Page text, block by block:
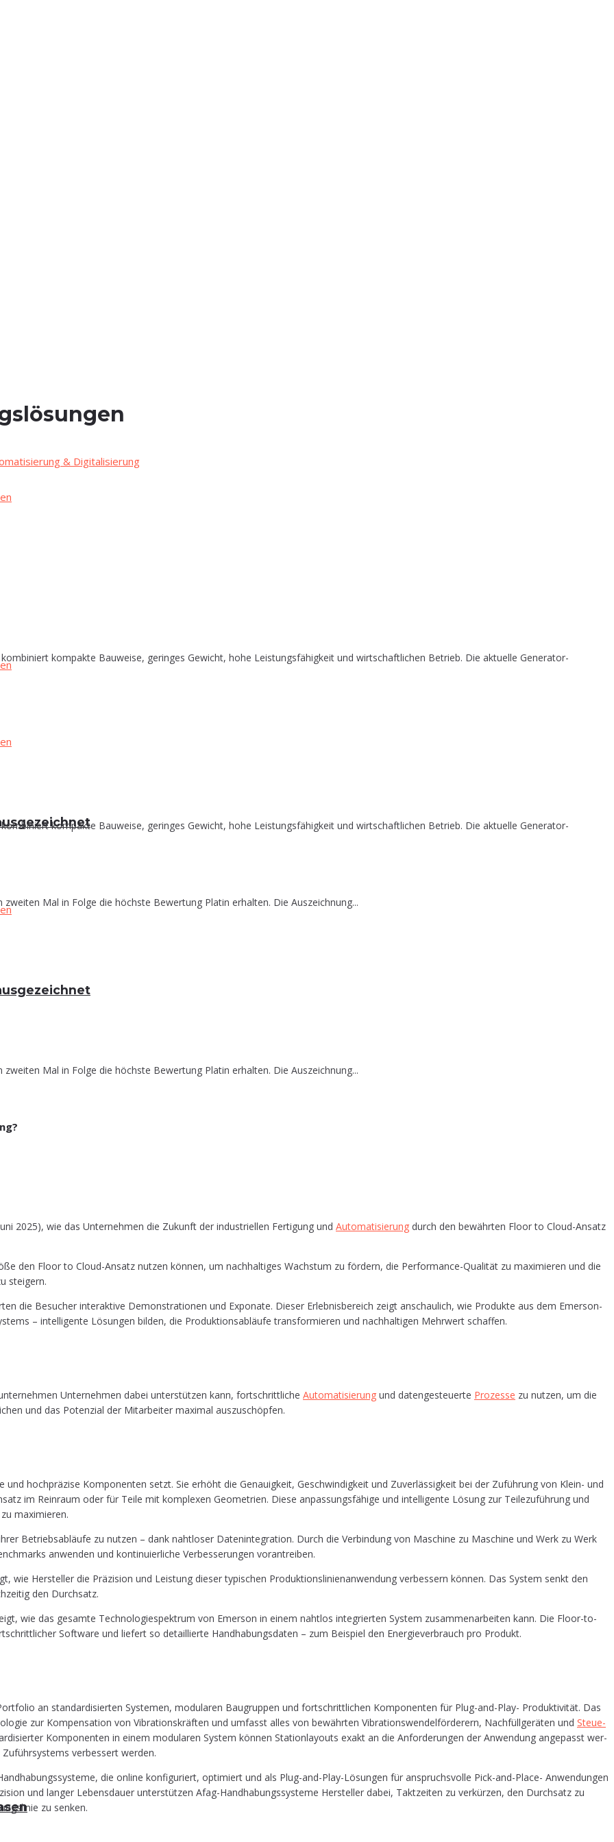
kompakte Bauweise, geringes Gewicht, hohe Leistungsfähigkeit und wirtschaftlichen Betrieb. Die aktuelle Generator-
Mal in Folge die höchste Bewertung Platin erhalten. Die Auszeichnung...
kompakte Bauweise, geringes Gewicht, hohe Leistungsfähigkeit und wirtschaftlichen Betrieb. Die aktuelle Generator-
Mal in Folge die höchste Bewertung Platin erhalten. Die Auszeichnung...
& Digitalisierung
2025), wie das Unter­neh­men die Zukunft der indus­tri­el­len Fer­ti­gung und Auto­ma­ti­sie­rung durch den bewähr­ten Floor to Cloud-Ansatz
den Floor to Cloud-Ansatz nut­zen kön­nen, um nach­hal­ti­ges Wachs­tum zu för­dern, die Per­for­mance-Qua­li­tät zu maxi­mie­ren und die
steigern.
die Besu­cher inter­ak­ti­ve Demons­tra­tio­nen und Expo­na­te. Die­ser Erleb­nis­be­reich zeigt anschau­lich, wie Pro­duk­te aus dem Emer­son-
– intel­li­gen­te Lösun­gen bil­den, die Pro­duk­ti­ons­ab­läu­fe trans­for­mie­ren und nach­hal­ti­gen Mehr­wert schaffen.
Unter­neh­men dabei unter­stüt­zen kann, fort­schritt­li­che Auto­ma­ti­sie­rung und daten­ge­steu­er­te Pro­zes­se zu nut­zen, um die
und das Poten­zi­al der Mit­ar­bei­ter maxi­mal auszuschöpfen.
hoch­prä­zi­se Kom­po­nen­ten setzt. Sie erhöht die Genau­ig­keit, Geschwin­dig­keit und Zuver­läs­sig­keit bei der Zufüh­rung von Klein- und
im Rein­raum oder für Tei­le mit kom­ple­xen Geo­me­trien. Die­se anpas­sungs­fä­hi­ge und intel­li­gen­te Lösung zur Tei­le­zu­füh­rung und
maximieren.
Betriebs­ab­läu­fe zu nut­zen – dank naht­lo­ser Daten­in­te­gra­ti­on. Durch die Ver­bin­dung von Maschi­ne zu Maschi­ne und Werk zu Werk
anwen­den und kon­ti­nu­ier­li­che Ver­bes­se­run­gen vorantreiben.
wie Her­stel­ler die Prä­zi­si­on und Leis­tung die­ser typi­schen Pro­duk­ti­ons­li­ni­en­an­wen­dung ver­bes­sern kön­nen. Das Sys­tem senkt den
den Durchsatz.
wie das gesam­te Tech­no­lo­gie­spek­trum von Emer­son in einem naht­los inte­grier­ten Sys­tem zusam­men­ar­bei­ten kann. Die Floor-to-
Soft­ware und lie­fert so detail­lier­te Hand­ha­bungs­da­ten – zum Bei­spiel den Ener­gie­ver­brauch pro Produkt.
an stan­dar­di­sier­ten Sys­te­men, modu­la­ren Bau­grup­pen und fort­schritt­li­chen Kom­po­nen­ten für Plug-and-Play- Pro­duk­ti­vi­tät. Das
zur Kom­pen­sa­ti­on von Vibra­ti­ons­kräf­ten und umfasst alles von bewähr­ten Vibra­ti­ons­wen­del­för­de­rern, Nach­füll­ge­rä­ten und Steue­
Kom­po­nen­ten in einem modu­la­ren Sys­tem kön­nen Sta­ti­on­lay­outs exakt an die Anfor­de­run­gen der Anwen­dung ange­passt wer­
ver­bes­sert werden.
die online kon­fi­gu­riert, opti­miert und als Plug-and-Play-Lösun­gen für anspruchs­vol­le Pick-and-Place- Anwen­dun­gen
und lan­ger Lebens­dau­er unter­stüt­zen Afag-Hand­ha­bungs­sys­te­me Her­stel­ler dabei, Takt­zei­ten zu ver­kür­zen, den Durch­satz zu
zu senken.